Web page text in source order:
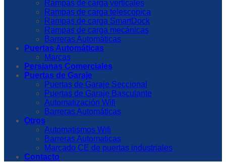
Rampas de carga verticales
Rampas de carga telescopica
Rampas de carga SmartDock
Rampas de carga mecánicas
Barreras Automáticas
Puertas Automáticas
Marcas
Persianas Comerciales
Puertas de Garaje
Puertas de Garaje Seccional
Puertas de Garaje Basculante
Automatización Wifi
Barreras Automáticas
Otros
Automatismos Wifi
Barreras Automaticas
Marcado CE de puertas industriales
Contacto